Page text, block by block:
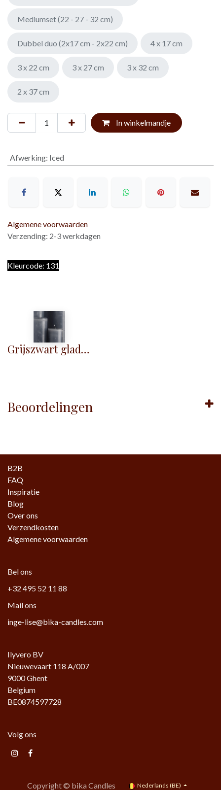
Mediumset (22 - 27 - 32 cm)
Dubbel duo (2x17 cm - 2x22 cm) 4 x 17 cm
3 x 22 cm 3 x 27 cm 3 x 32 cm
2 x 37 cm
In winkelmandje
Afwerking: Iced
Algemene voorwaarden
Verzending: 2-3 werkdagen
Kleurcode: 131
Grijszwart glad - KG130
Beoordelingen
B2B
FAQ
Inspiratie
Blog
Over ons
Verzendkosten
Algemene voorwaarden
Bel ons
+32 495 52 11 88
Mail ons
inge-lise@bika-candles.com
Ilyvero BV
Nieuwevaart 118 A/007
9000 Ghent
Belgium
BE0874597728
Volg ons
Copyright © bika Candles Nederlands (BE)